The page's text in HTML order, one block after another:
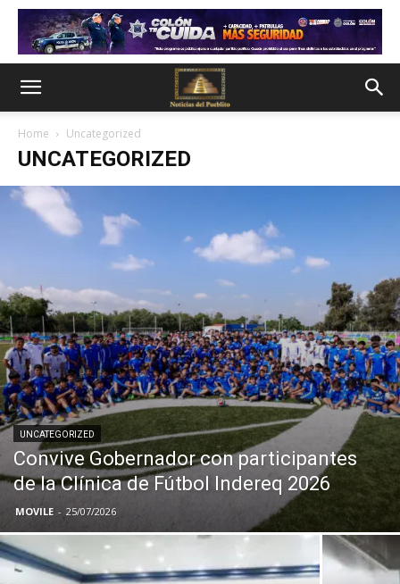
Home Uncategorized
UNCATEGORIZED
UNCATEGORIZED
Convive Gobernador con participantes
de la Clínica de Fútbol Indereq 2026
MOVILE - 25/07/2026